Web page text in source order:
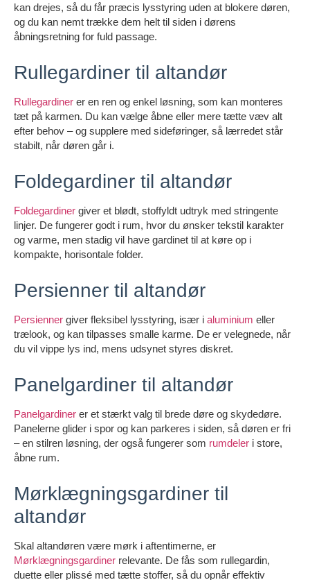
kan drejes, så du får præcis lysstyring uden at blokere døren,
og du kan nemt trække dem helt til siden i dørens
åbningsretning for fuld passage.
Rullegardiner til altandør
Rullegardiner er en ren og enkel løsning, som kan monteres
tæt på karmen. Du kan vælge åbne eller mere tætte væv alt
efter behov – og supplere med sideføringer, så lærredet står
stabilt, når døren går i.
Foldegardiner til altandør
Foldegardiner giver et blødt, stoffyldt udtryk med stringente
linjer. De fungerer godt i rum, hvor du ønsker tekstil karakter
og varme, men stadig vil have gardinet til at køre op i
kompakte, horisontale folder.
Persienner til altandør
Persienner giver fleksibel lysstyring, især i aluminium eller
trælook, og kan tilpasses smalle karme. De er velegnede, når
du vil vippe lys ind, mens udsynet styres diskret.
Panelgardiner til altandør
Panelgardiner er et stærkt valg til brede døre og skydedøre.
Panelerne glider i spor og kan parkeres i siden, så døren er fri
– en stilren løsning, der også fungerer som rumdeler i store,
åbne rum.
Mørklægningsgardiner til
altandør
Skal altandøren være mørk i aftentimerne, er
Mørklægningsgardiner relevante. De fås som rullegardin,
duette eller plissé med tætte stoffer, så du opnår effektiv